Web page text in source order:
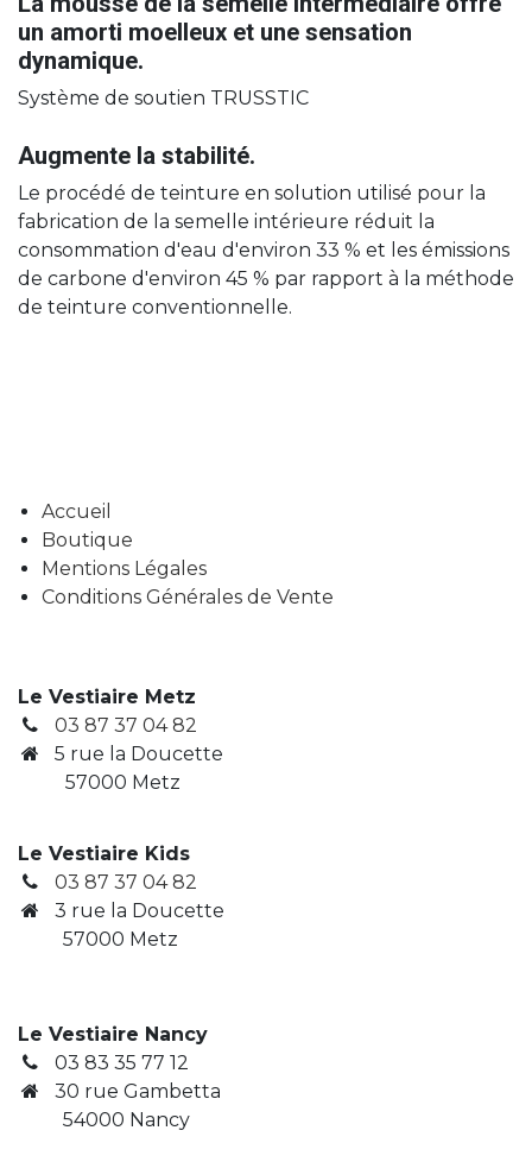
un amorti moelleux et une sensation
dynamique.
Système de soutien TRUSSTIC
Augmente la stabilité.
Le procédé de teinture en solution utilisé pour la
fabrication de la semelle intérieure réduit la
consommation d'eau d'environ 33 % et les émissions
de carbone d'environ 45 % par rapport à la méthode
de teinture conventionnelle.
Accueil
Boutique
Mentions Légales
Conditions Générales de Vente
Le Vestiaire Metz
03 87 37 04 82
5 rue la Doucette
57000 Metz
Le Vestiaire Kids
03 87 37 04 82
3 rue la Doucette
​ 57000 Metz
Le Vestiaire Nancy
03 83 35 77 12
30 rue Gambetta
​ 54000 Nancy